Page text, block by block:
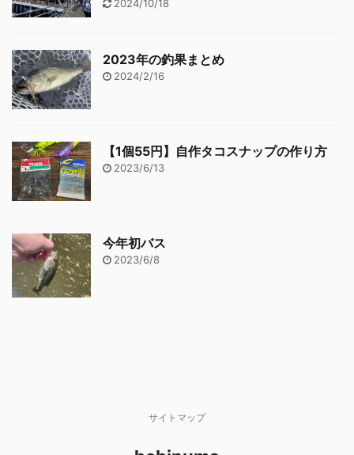
2024/10/18
2023年の釣果まとめ
2024/2/16
【1個55円】自作タコスナップの作り方
2023/6/13
今年初バス
2023/6/8
サイトマップ